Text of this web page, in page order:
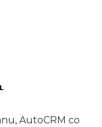
AutoCRM co